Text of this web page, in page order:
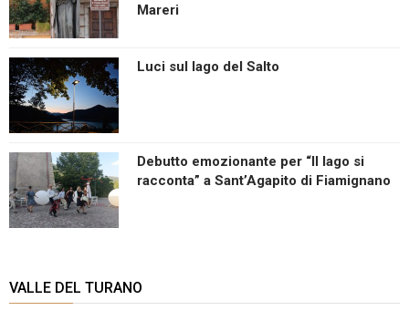
Mareri
Luci sul lago del Salto
Debutto emozionante per “Il lago si
racconta” a Sant’Agapito di Fiamignano
VALLE DEL TURANO